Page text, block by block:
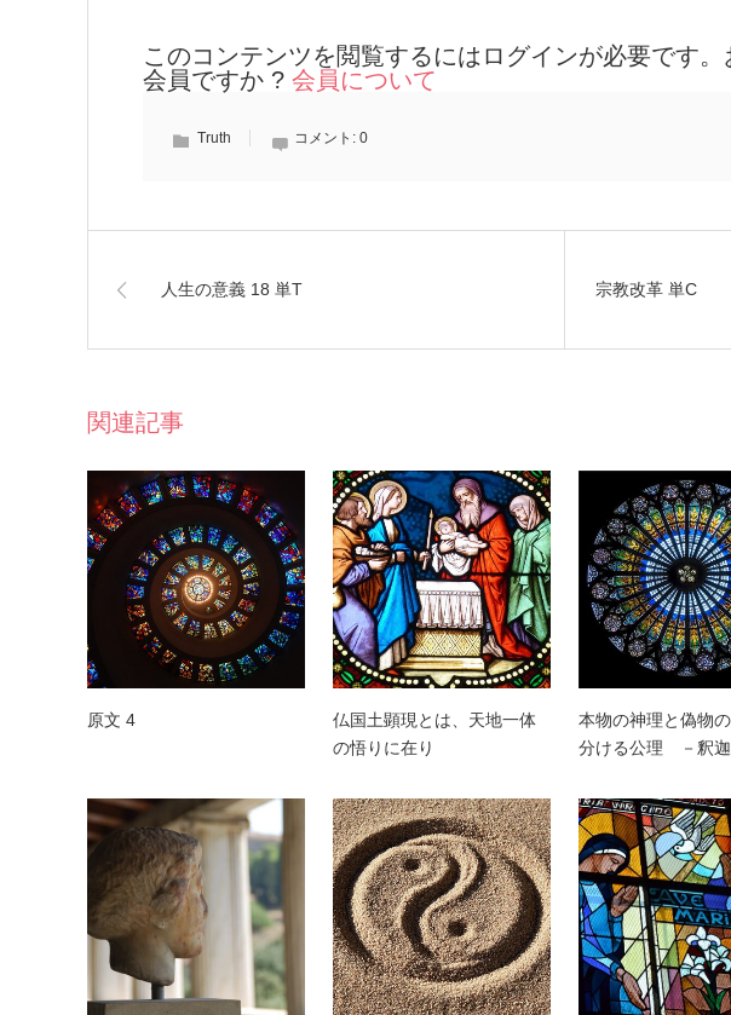
このコンテンツを閲覧するにはログインが必要です。
会員ですか ? 会員について
Truth コメント: 0
人生の意義 18 単T 宗教改革 単C
関連記事
原文 4
仏国土顕現とは、天地一体
の悟りに在り
本物の神理と偽物
分ける公理 －釈